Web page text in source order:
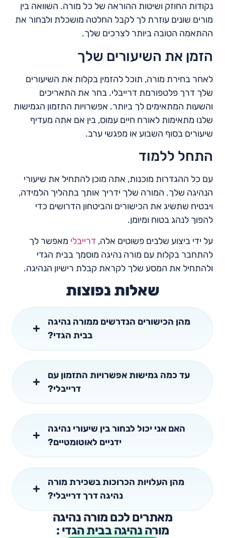
נקודות החוזק ושיטות ההוראה של כל מורה. השוואה בין
מורים שונים עוזרת לך לקבל החלטה מושכלת ולבחור את
ההתאמה הטובה ביותר לצרכים שלך.
הזמן את השיעורים שלך
לאחר בחירת מורה, תוכל להזמין בקלות את השיעורים
שלך דרך פלטפורמת דרייבלי. בחר את התאריכים
והשעות המתאימים לך ביותר. אפשרויות התזמון הגמישות
שלנו מתאימות לאורח חיים עמוס, בין אם אתה מעדיף
שיעורים בסוף השבוע או מפגשי ערב.
התחל ללמוד
עם כל ההגדרות מוכנות, אתה מוכן להתחיל את שיעורי
הנהיגה שלך. המורה שלך ידריך אותך בתהליך הלמידה,
ויבטיח שתשיג את הכישורים והביטחון הדרושים כדי
להפוך לנהג בטוח ומיומן.
על ידי ביצוע שלבים פשוטים אלה, דרייבלי מאפשר לך
להתחבר בקלות עם מורה נהיגה מוסמך בבית הגדי
ולהתחיל את המסע שלך לקראת קבלת רישיון הנהיגה.
שאלות נפוצות
מהן הכישורים הנדרשים ממורה נהיגה
בבית הגדי?
עד כמה גמישות אפשרויות התזמון עם
דרייבלי?
האם אני יכול לבחור בין שיעורי נהיגה
ידניים לאוטומטיים?
מהן העלויות הכרוכות בשכירת מורה
נהיגה דרך דרייבלי?
מאתרים לכם מורה נהיגה
מורה נהיגה בבית הגדי :